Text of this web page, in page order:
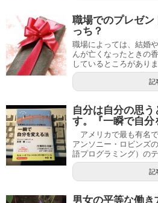
職場でのプレゼ
っち？
職場によっては、結婚
んが亡くなったときの
しているところがあり
記
自分は自分の思う
す。『一瞬で自分
アメリカで最も有名
アンソニー・ロビンズ
語プログラミング）の
記
男女の平等な働き